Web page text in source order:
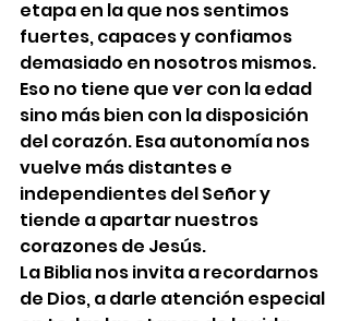
etapa en la que nos sentimos
fuertes, capaces y confiamos
demasiado en nosotros mismos.
Eso no tiene que ver con la edad
sino más bien con la disposición
del corazón. Esa autonomía nos
vuelve más distantes e
independientes del Señor y
tiende a apartar nuestros
corazones de Jesús.
La Biblia nos invita a recordarnos
de Dios, a darle atención especial